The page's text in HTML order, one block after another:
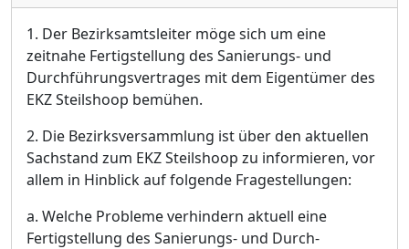
1. Der Bezirksamtsleiter möge sich um eine
zeitnahe Fertigstellung des Sanierungs- und
Durchführungsvertrages mit dem Eigentümer des
EKZ Steilshoop bemühen.
2. Die Bezirksversammlung ist über den aktuellen
Sachstand zum EKZ Steilshoop zu informieren, vor
allem in Hinblick auf folgende Fragestellungen:
a. Welche Probleme verhindern aktuell eine
Fertigstellung des Sanierungs- und Durch-